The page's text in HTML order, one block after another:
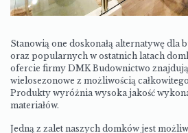
Stanowią one doskonałą alternatywę dla
oraz popularnych w ostatnich latach
ofercie firmy DMK Budownictwo
wielosezonowe z możliwością
Produkty wyróżnia wysoka jakość
materiałów.
Jedną z zalet naszych domków jest